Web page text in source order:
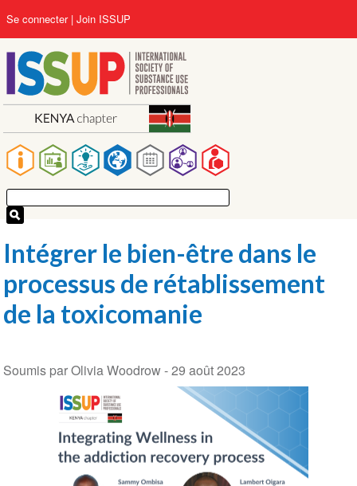
au
contenu
principal
Main
navigation
User
account
menu
Se connecter Join ISSUP
Intégrer le bien-être dans le
processus de rétablissement
de la toxicomanie
Soumis par Olivia Woodrow -29 août 2023